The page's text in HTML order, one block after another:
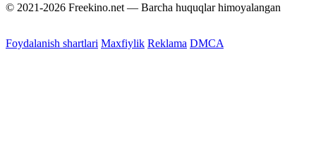
© 2021-2026 Freekino.net — Barcha huquqlar himoyalangan
Foydalanish shartlari Maxfiylik Reklama DMCA